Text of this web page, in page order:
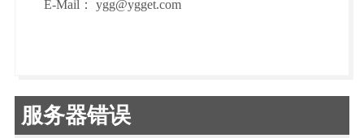
E-Mail： ygg@ygget.com